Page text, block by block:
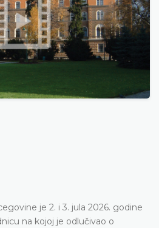
je 2. i 3. jula 2026. godine
na kojoj je odlučivao o